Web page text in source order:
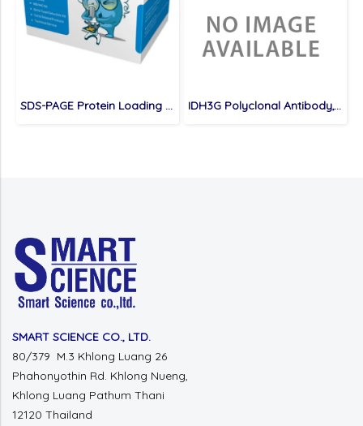
SDS-PAGE Protein Loading Buffer 2X (Reducing) IDH3G Polyclonal Antibody,100μl
SMART SCIENCE CO., LTD.
80/379 M.3 Khlong Luang 26
Phahonyothin Rd. Khlong Nueng,
Khlong Luang Pathum Thani
12120 Thailand